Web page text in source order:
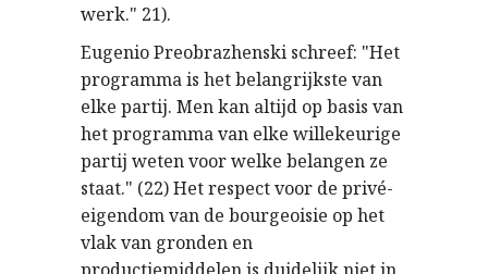
werk." 21).
Eugenio Preobrazhenski schreef: "Het
programma is het belangrijkste van
elke partij. Men kan altijd op basis van
het programma van elke willekeurige
partij weten voor welke belangen ze
staat." (22) Het respect voor de privé-
eigendom van de bourgeoisie op het
vlak van gronden en